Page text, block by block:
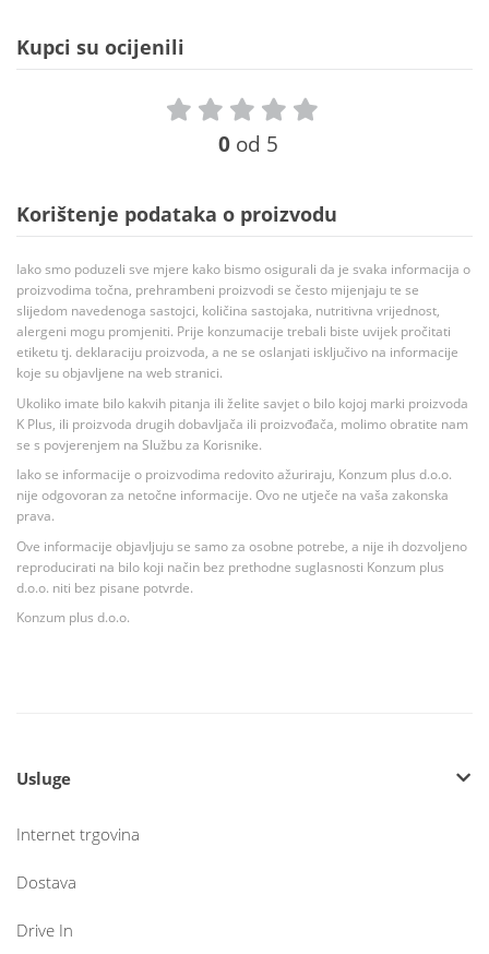
Kupci su ocijenili
0 od 5
Korištenje podataka o proizvodu
Iako smo poduzeli sve mjere kako bismo osigurali da je svaka informacija o
proizvodima točna, prehrambeni proizvodi se često mijenjaju te se
slijedom navedenoga sastojci, količina sastojaka, nutritivna vrijednost,
alergeni mogu promjeniti. Prije konzumacije trebali biste uvijek pročitati
etiketu tj. deklaraciju proizvoda, a ne se oslanjati isključivo na informacije
koje su objavljene na web stranici.
Ukoliko imate bilo kakvih pitanja ili želite savjet o bilo kojoj marki proizvoda
K Plus, ili proizvoda drugih dobavljača ili proizvođača, molimo obratite nam
se s povjerenjem na Službu za Korisnike.
Iako se informacije o proizvodima redovito ažuriraju, Konzum plus d.o.o.
nije odgovoran za netočne informacije. Ovo ne utječe na vaša zakonska
prava.
Ove informacije objavljuju se samo za osobne potrebe, a nije ih dozvoljeno
reproducirati na bilo koji način bez prethodne suglasnosti Konzum plus
d.o.o. niti bez pisane potvrde.
Konzum plus d.o.o.
Usluge
Internet trgovina
Dostava
Drive In